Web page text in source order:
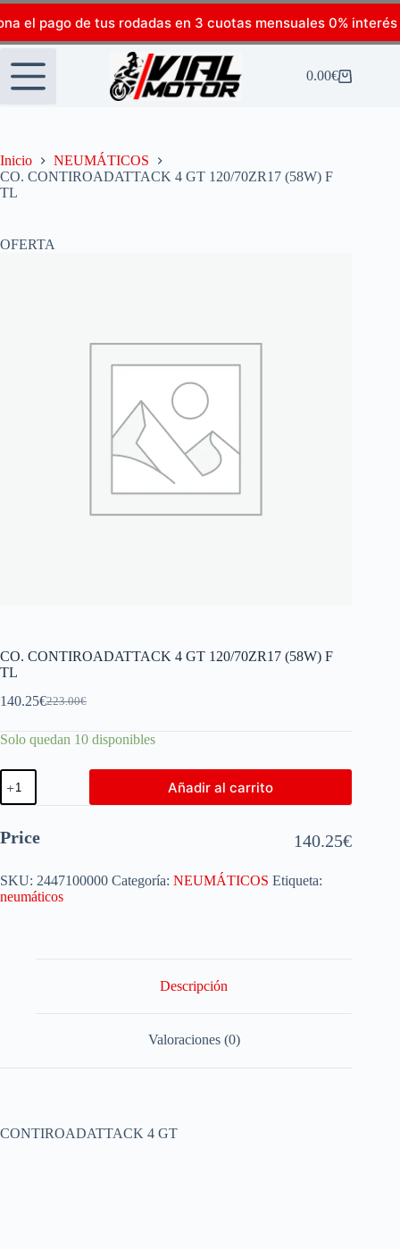
el pago de tus rodadas en 3 cuotas mensuales 0% interés
0.00€
Inicio
NEUMÁTICOS
CO. CONTIROADATTACK 4 GT 120/70ZR17 (58W) F
TL
OFERTA
CO. CONTIROADATTACK 4 GT 120/70ZR17 (58W) F
TL
223.00€
140.25€
Solo quedan 10 disponibles
Añadir al carrito
Price 140.25€
SKU: 2447100000 Categoría: NEUMÁTICOS Etiqueta:
neumáticos
Descripción
Valoraciones (0)
CONTIROADATTACK 4 GT